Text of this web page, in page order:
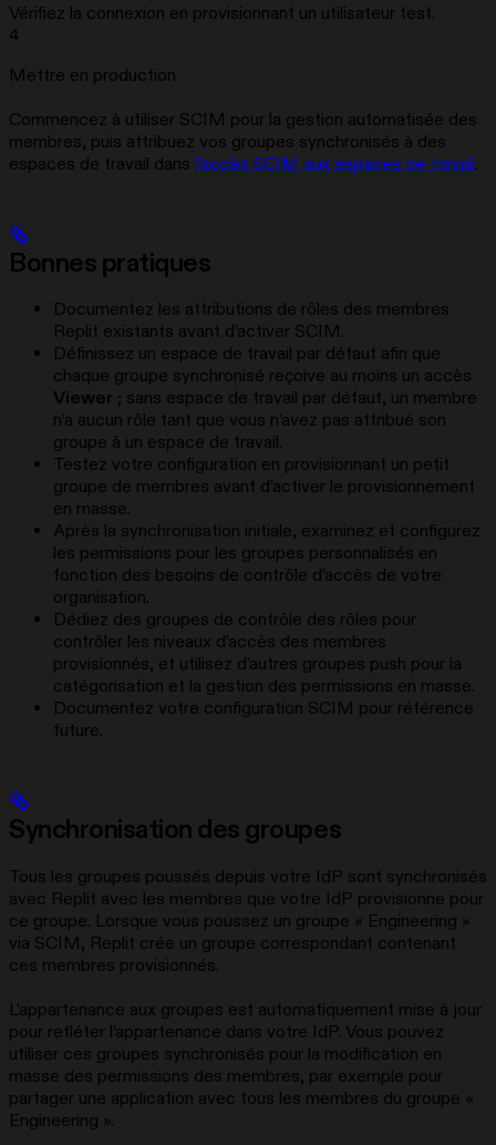
Vérifiez la connexion en provisionnant un utilisateur test.
4
Mettre en production
Commencez à utiliser SCIM pour la gestion automatisée des
membres, puis attribuez vos groupes synchronisés à des
espaces de travail dans l’accès SCIM aux espaces de travail.
Bonnes pratiques
Documentez les attributions de rôles des membres
Replit existants avant d’activer SCIM.
Définissez un espace de travail par défaut afin que
chaque groupe synchronisé reçoive au moins un accès
Viewer ; sans espace de travail par défaut, un membre
n’a aucun rôle tant que vous n’avez pas attribué son
groupe à un espace de travail.
Testez votre configuration en provisionnant un petit
groupe de membres avant d’activer le provisionnement
en masse.
Après la synchronisation initiale, examinez et configurez
les permissions pour les groupes personnalisés en
fonction des besoins de contrôle d’accès de votre
organisation.
Dédiez des groupes de contrôle des rôles pour
contrôler les niveaux d’accès des membres
provisionnés, et utilisez d’autres groupes push pour la
catégorisation et la gestion des permissions en masse.
Documentez votre configuration SCIM pour référence
future.
Synchronisation des groupes
Tous les groupes poussés depuis votre IdP sont synchronisés
avec Replit avec les membres que votre IdP provisionne pour
ce groupe. Lorsque vous poussez un groupe « Engineering »
via SCIM, Replit crée un groupe correspondant contenant
ces membres provisionnés.
L’appartenance aux groupes est automatiquement mise à jour
pour refléter l’appartenance dans votre IdP. Vous pouvez
utiliser ces groupes synchronisés pour la modification en
masse des permissions des membres, par exemple pour
partager une application avec tous les membres du groupe «
Engineering ».